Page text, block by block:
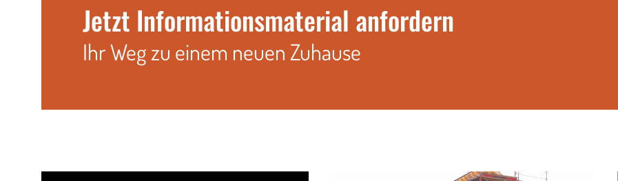
Jetzt Informationsmaterial anfordern
Ihr Weg zu einem neuen Zuhause